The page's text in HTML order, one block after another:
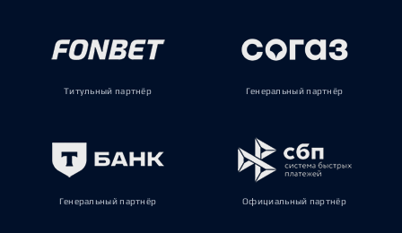
Титульный партнёр Генеральный партнёр
Генеральный партнёр Официальный партнёр